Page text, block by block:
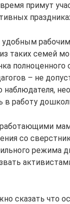
примут
удобным
таких семей
– не
наблюдателя,
в работу
со
режима
сказать что